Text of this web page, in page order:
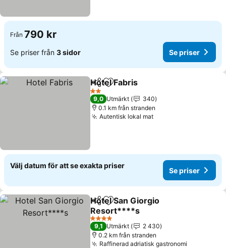
Från 790 kr
Se priser från 3 sidor Se priser
Dela Lägg till i Mina Favoriter
Hotel Fabris
2 Stjärnor
9,0 Utmärkt
340
0.1 km från stranden
Autentisk lokal matSe priser
Välj datum för att se exakta priser
Se priser
Dela Lägg till i Mina Favoriter
Hotel San Giorgio
Resort****s
Se priser
4 Stjärnor
9,1 Utmärkt
2 430
0.2 km från stranden
Raffinerad adriatisk gastronomi